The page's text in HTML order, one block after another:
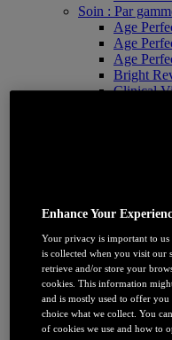
Soin : Par
Age
Age
Age
Bright
Clinical
Peau en
Poches et
Enhance Your
Your privacy is important to
is collected when you visit our
retrieve and/or store your
cookies. This information
and is mostly used to offer you
choice what we collect. You
of cookies we use and how to